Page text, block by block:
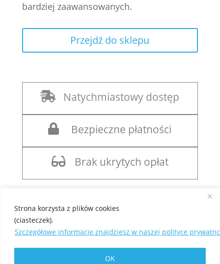
Strona korzysta z plików cookies
(ciasteczek).
Szczegółowe informacje znajdziesz w naszej polityce
OK
bardziej zaawansowanych.
Przejdź do sklepu
 Natychmiastowy dostęp
 Bezpieczne płatności
 Brak ukrytych opłat
©LatamDronem.pl| Wszelkie prawa zastrzeżone |
Polityka prywatności|Motyw: Divi|PRyC - strony